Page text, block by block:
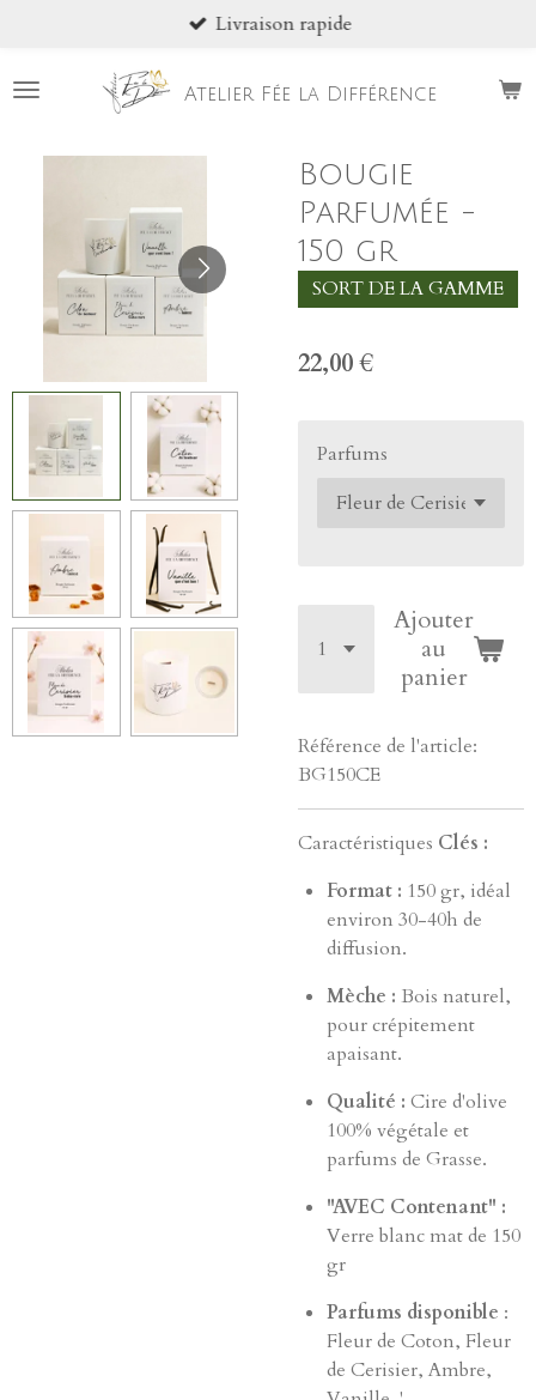
contenu
Atelier Fée la Différence
Livraison rapide
Bougie
Parfumée -
150 gr
SORT DE LA GAMME
22,00 €
Parfums
Ajouter
au
panier
Référence de l'article:
BG150CE
Caractéristiques Clés :
Format : 150 gr, idéal
environ 30-40h de
diffusion.
Mèche : Bois naturel,
pour crépitement
apaisant.
Qualité : Cire d'olive
100% végétale et
parfums de Grasse.
"AVEC Contenant" :
Verre blanc mat de 150
gr
Parfums disponible :
Fleur de Coton, Fleur
de Cerisier, Ambre,